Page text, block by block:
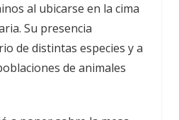
al ubicarse en la cima
Su presencia
de distintas especies y a
de animales